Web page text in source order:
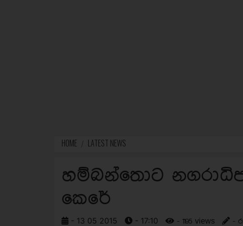
HOME LATEST NEWS
හම්බන්තොට
කෙරේ
- 13 05 2015 - 17:10 - 1195 views -